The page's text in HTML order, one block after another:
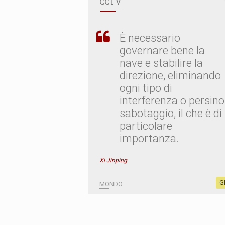
È necessario
governare bene la
nave e stabilire la
direzione, eliminando
ogni tipo di
interferenza o persino
sabotaggio, il che è di
particolare
importanza.
Xi Jinping
MONDO